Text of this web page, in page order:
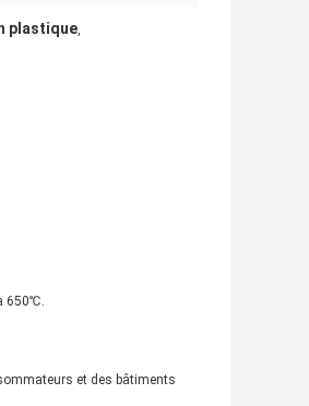
plastique,
650℃.
et des bâtiments